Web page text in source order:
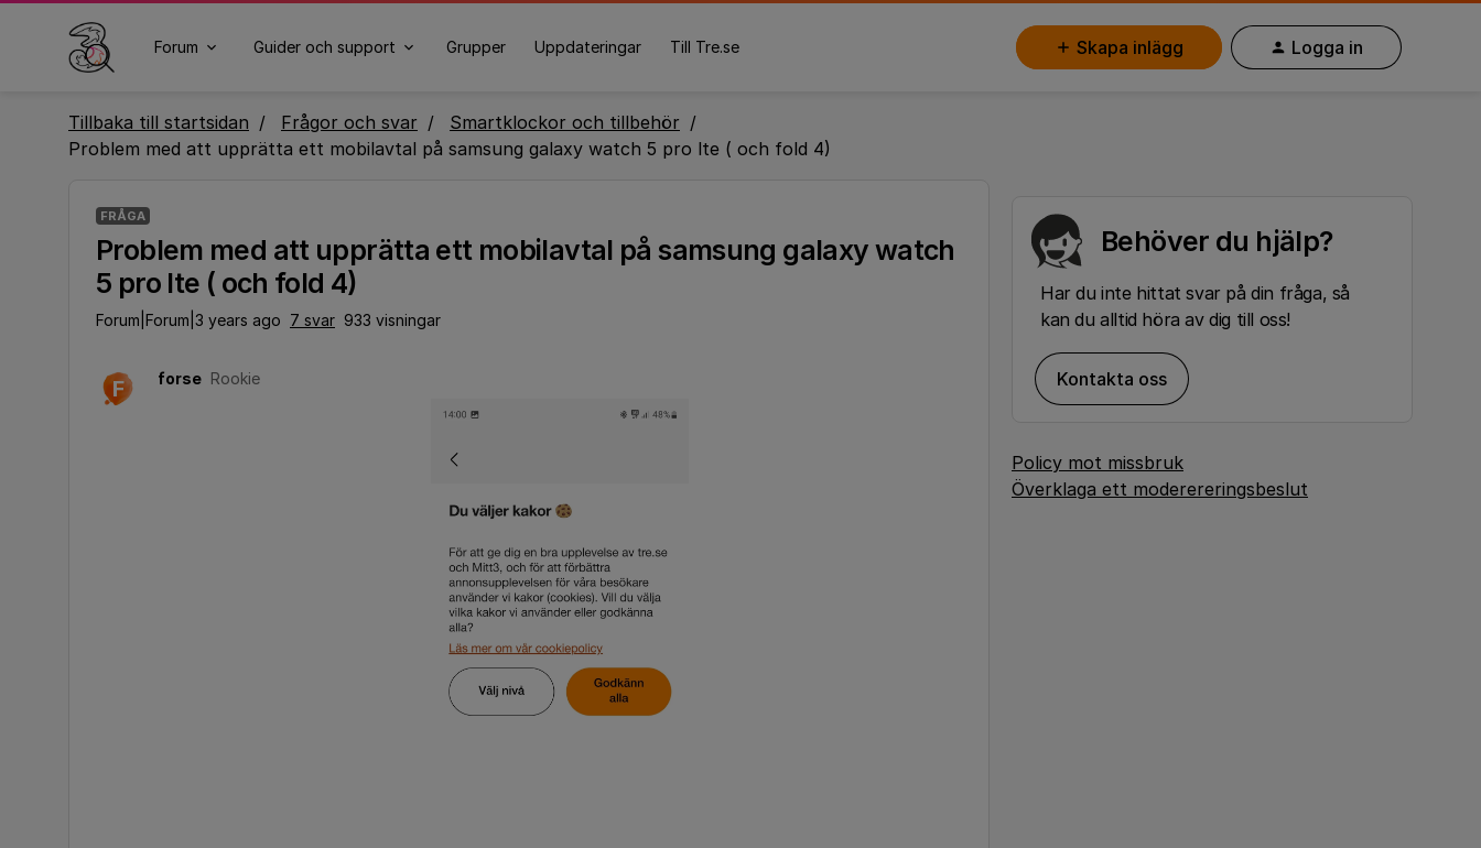
Forum Guider och support Grupper Uppdateringar Till Tre.se Skapa inlägg Logga in
Tillbaka till startsidan Frågor och svar
Smartklockor och tillbehör
Problem med att upprätta ett mobilavtal på samsung galaxy watch 5 pro lte ( och fold 4)
FRÅGA
Problem med att upprätta ett mobilavtal på samsung galaxy watch
5 pro lte ( och fold 4)
Forum|Forum|3 years ago 7 svar 933 visningar
F forse Rookie
Behöver du hjälp?
Har du inte hittat svar på din fråga, så
kan du alltid höra av dig till oss!
Kontakta oss
Policy mot missbruk
Överklaga ett moderereringsbeslut